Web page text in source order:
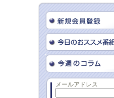
メールアドレス